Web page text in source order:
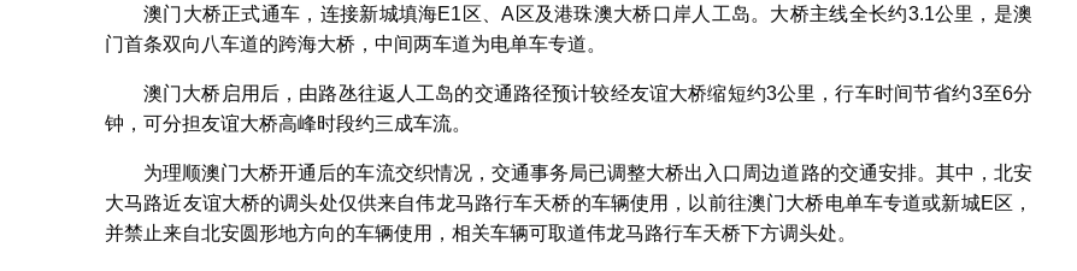
澳门大桥正式通车，连接新城填海E1区、A区及港珠澳大桥口岸人工岛。大桥主线全长约3.1公里，是澳
门首条双向八车道的跨海大桥，中间两车道为电单车专道。
澳门大桥启用后，由路氹往返人工岛的交通路径预计较经友谊大桥缩短约3公里，行车时间节省约3至6分
钟，可分担友谊大桥高峰时段约三成车流。
为理顺澳门大桥开通后的车流交织情况，交通事务局已调整大桥出入口周边道路的交通安排。其中，北安
大马路近友谊大桥的调头处仅供来自伟龙马路行车天桥的车辆使用，以前往澳门大桥电单车专道或新城E区，
并禁止来自北安圆形地方向的车辆使用，相关车辆可取道伟龙马路行车天桥下方调头处。